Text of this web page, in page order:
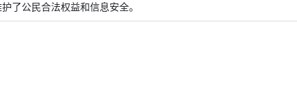
了公民合法权益和信息安全。